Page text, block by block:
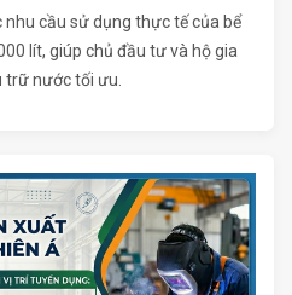
nhu cầu sử dụng thực tế của bể
lít, giúp chủ đầu tư và hộ gia
nước tối ưu.